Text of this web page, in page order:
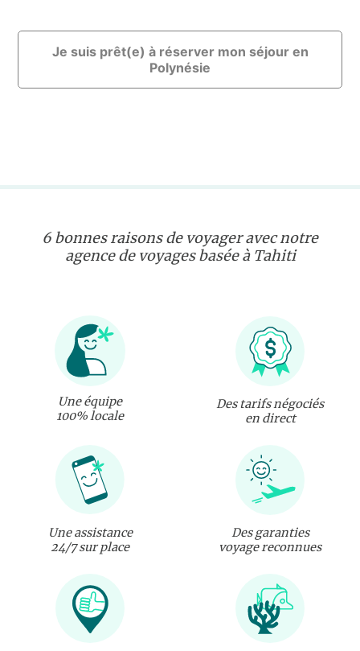
Je suis prêt(e) à réserver mon séjour en
Polynésie
6 bonnes raisons de voyager avec notre
agence de voyages basée à Tahiti
Une équipe
100% locale
Des tarifs négociés
en direct
Une assistance
24/7 sur place
Des garanties
voyage reconnues